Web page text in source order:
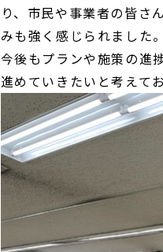
り、市民や事業者の皆さ
みも強く感じられました。
今後もプランや施策の進
進めていきたいと考えてお